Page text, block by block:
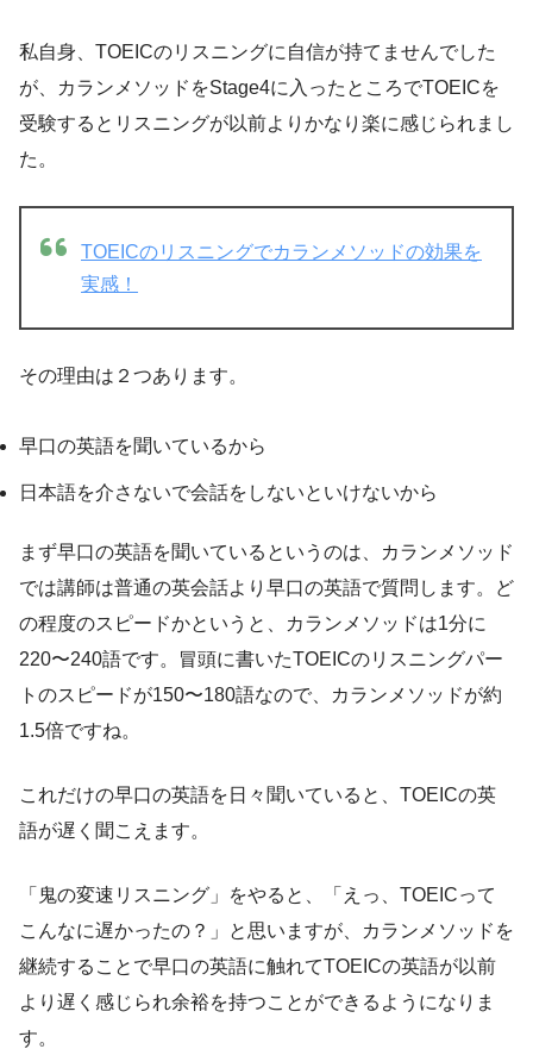
私自身、TOEICのリスニングに自信が持てませんでした
が、カランメソッドをStage4に入ったところでTOEICを
受験するとリスニングが以前よりかなり楽に感じられまし
た。
TOEICのリスニングでカランメソッドの効果を
実感！
その理由は２つあります。
早口の英語を聞いているから
日本語を介さないで会話をしないといけないから
まず早口の英語を聞いているというのは、カランメソッド
では講師は普通の英会話より早口の英語で質問します。ど
の程度のスピードかというと、カランメソッドは1分に
220〜240語です。冒頭に書いたTOEICのリスニングパー
トのスピードが150〜180語なので、カランメソッドが約
1.5倍ですね。
これだけの早口の英語を日々聞いていると、TOEICの英
語が遅く聞こえます。
「鬼の変速リスニング」をやると、「えっ、TOEICって
こんなに遅かったの？」と思いますが、カランメソッドを
継続することで早口の英語に触れてTOEICの英語が以前
より遅く感じられ余裕を持つことができるようになりま
す。